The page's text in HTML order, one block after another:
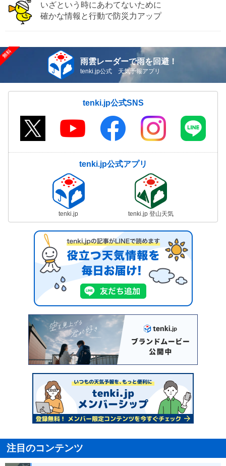
いざという時にあわてないために
確かな情報と行動で防災力アップ
雨雲レーダーで雨を回避！
tenki.jp公式 天気予報アプリ
tenki.jp公式SNS
tenki.jp公式アプリ
tenki.jp tenki.jp 登山天気
注目のコンテンツ